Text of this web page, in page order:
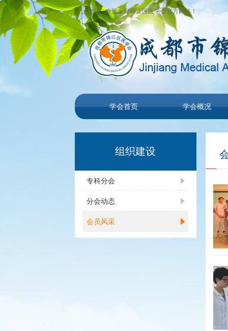
您好，欢迎来到锦江区医学会官方网站！
学会首页 学会概况
组织建设
专科分会
分会动态
会员风采